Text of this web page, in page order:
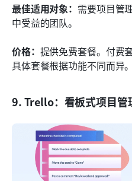
最佳适用对象： 需要项目管
中受益的团队。
价格： 提供免费套餐。付费
具体套餐根据功能不同而异。
9. Trello：看板式项目管